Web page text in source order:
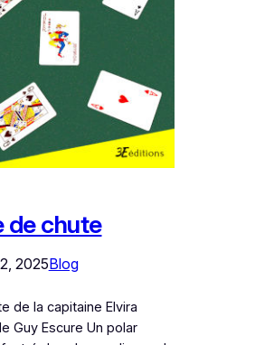
de chute
2025Blog
de la capitaine Elvira
Guy Escure Un polar